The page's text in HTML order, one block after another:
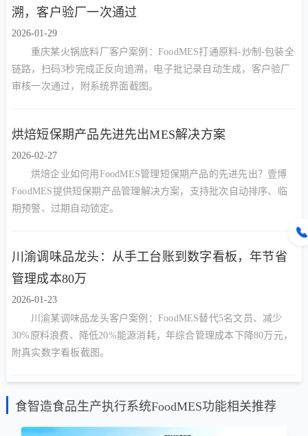
溯，客户验厂一次通过
2026-01-29
重庆某火锅底料厂客户案例：FoodMES打通原料-炒制-包装全
链路，扫码3秒完成正反向追溯，电子批记录自动生成，客户验厂
审核一次通过，附系统界面截图。
烘焙短保期产品先进先出MES解决方案
2026-02-27
烘焙企业如何用FoodMES管理短保期产品的先进先出？壹博
FoodMES提供短保期产品管理解决方案，支持批次自动排序、临
期预警、过期自动锁定。
川渝调味品龙头：从手工台账到数字看板，年节省
管理成本80万
2026-01-23
川渝某调味品龙头客户案例：FoodMES替代5名文员、减少
30%原料浪费、降低20%能源消耗，年综合管理成本下降80万元，
附真实数字看板截图。
食智造食品生产执行系统FoodMES功能相关推荐